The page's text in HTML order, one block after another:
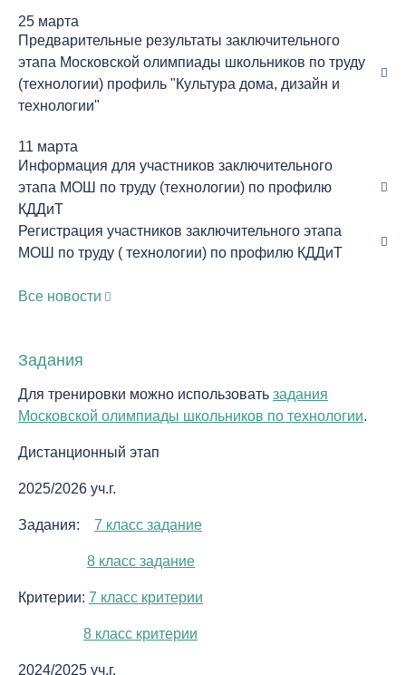
25 марта
Предварительные результаты заключительного
этапа Московской олимпиады школьников по труду
(технологии) профиль "Культура дома, дизайн и
технологии"
11 марта
Информация для участников заключительного
этапа МОШ по труду (технологии) по профилю
КДДиТ
Регистрация участников заключительного этапа
МОШ по труду ( технологии) по профилю КДДиТ
Все новости
Задания
Для тренировки можно использовать задания
Московской олимпиады школьников по технологии.
Дистанционный этап
2025/2026 уч.г.
Задания: 7 класс задание
8 класс задание
Критерии: 7 класс критерии
8 класс критерии
2024/2025 уч.г.